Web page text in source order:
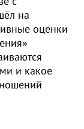
на
оценки
и какое